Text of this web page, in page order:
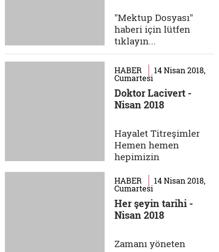
"Mektup Dosyası"
haberi için lütfen
tıklayın...
HABER 14 Nisan 2018,
Cumartesi
Doktor Lacivert -
Nisan 2018
Hayalet Titreşimler
Hemen hemen
hepimizin
çalmadığı halde
çaldığını sandığımız
yahut titremediği
halde titrediğini
açıp kapattığımız
HABER 14 Nisan 2018,
Cumartesi
Her şeyin tarihi -
Nisan 2018
Zamanı yöneten